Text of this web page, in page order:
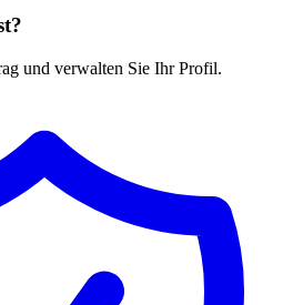
und verwalten Sie Ihr Profil.